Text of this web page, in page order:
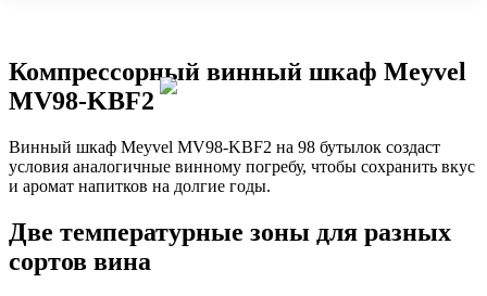
Компрессорный винный шкаф Meyvel
MV98-KBF2
Винный шкаф Meyvel MV98-KBF2 на 98 бутылок создаст
условия аналогичные винному погребу, чтобы сохранить вкус
и аромат напитков на долгие годы.
Две температурные зоны для разных
сортов вина